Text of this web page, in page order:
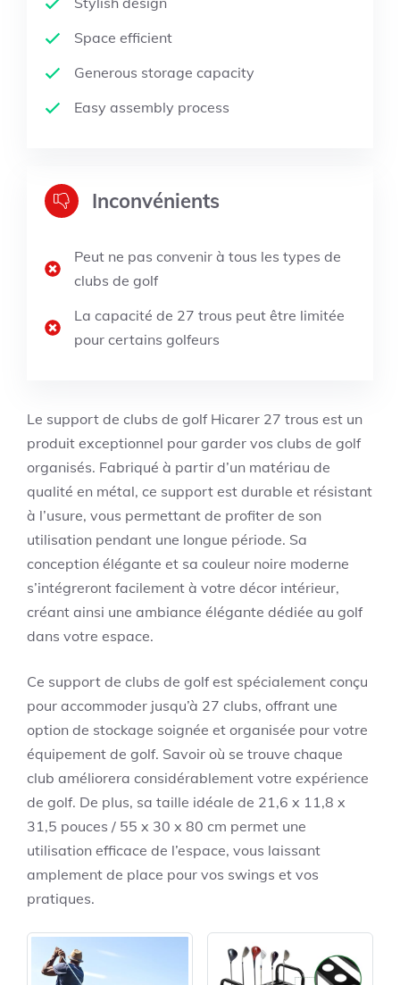
Space efficient
Generous storage capacity
Easy assembly process
Inconvénients
Peut ne pas convenir à tous les types de
clubs de golf
La capacité de 27 trous peut être limitée
pour certains golfeurs
Le support de clubs de golf Hicarer 27 trous est un
produit exceptionnel pour garder vos clubs de golf
organisés. Fabriqué à partir d’un matériau de
qualité en métal, ce support est durable et résistant
à l’usure, vous permettant de profiter de son
utilisation pendant une longue période. Sa
conception élégante et sa couleur noire moderne
s’intégreront facilement à votre décor intérieur,
créant ainsi une ambiance élégante dédiée au golf
dans votre espace.
Ce support de clubs de golf est spécialement conçu
pour accommoder jusqu’à 27 clubs, offrant une
option de stockage soignée et organisée pour votre
équipement de golf. Savoir où se trouve chaque
club améliorera considérablement votre expérience
de golf. De plus, sa taille idéale de 21,6 x 11,8 x
31,5 pouces / 55 x 30 x 80 cm permet une
utilisation efficace de l’espace, vous laissant
amplement de place pour vos swings et vos
pratiques.